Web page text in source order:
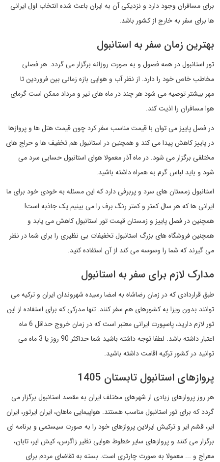
برای مسافران وجود دارد و نزدیکی آن به ایران باعث شده انتخاب اول ایرانی
ها برای سفر به خارج از کشور باشد.
بهترین زمان سفر به استانبول
تور استانبول در همه فصول و به صورت روزانه برگزار می گردد. هر فصلی
مخاطب خاص خود را دارد. از نظر آب و هوایی بازه زمانی بین فروردین تا
مهر بیشتر توصیه می شود هر چند در ماه های تیر و مرداد ممکن است گرمای
هوا مسافران را اذیت کند.
در فصل پاییز می توان با قیمت مناسب سفر کرد چون قیمت هتل ها و پروازها
در پاییز کاهش پیدا می کند و همچنین در استانبول هم تخفیف ها و حراج های
مختلفی برگزار می شود. در ماه آذر معمولا هوای استانبول حسابی سرد می
شود و باید لباس گرم به همراه داشته باشید.
استانبول زمستان های سرد و پربرفی دارد که این مسئله به خودی خود برای ما
ایرانی ها که هر سال کمتر و کمتر رنگ برف را می بینیم یک جاذبه است!
همچنین در فصل پاییز و زمستان قیمت تور استانبول کاهش می یابد و
همچنین فروشگاه های بزرگ استانبول تخفیفات بی نظیری را برای شما در نظر
می گیرند که شما را وسوسه می کند از آن استفاده کنید.
مدارک لازم برای سفر به استانبول
طبق قراردادی که در زمان رضاشاه به امضا رسیده شهروندان ایران و ترکیه می
توانند بدون ویزا به کشورهای هم سفر کنند. تنها مدرکی که برای استفاده از این
تور لازم دارید، پاسپورت ایرانی معتبر است که در زمان خروج حداقل 6 ماه
اعتبار داشته باشد. لطفا توجه داشته باشید شما حداکثر 90 روز یا 3 ماه می
توانید در کشور ترکیه اقامت داشته باشید.
پروازهای استانبول تابستان 1405
هر روز پروازهای زیادی از شهرهای مختلف ایران به مقصد استانبول برگزار می
گردد که برای تور استانبول مناسب هستند. هواپیمایی ماهان، ایران ایرتور، ایران
ایر، قشم ایر و ترکیش ایرلاین پروازهای خود را به صورت سیستمی و برنامه ای
برگزار می کنند و پروازهای سایر خطوط هوایی نظیر زاگرس، کیش ایر، تابان،
معراج و ... معمولا به صورت چارتری است. بسته به تقاضای مردم برای